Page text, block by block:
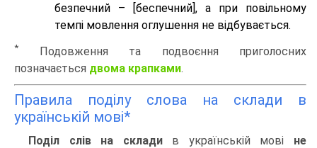
безпечний – [беспечний], а при повільному
темпі мовлення оглушення не відбувається.
*
Подовження та подвоєння приголосних
позначається двома крапками.
Правила поділу слова на склади в
українській мові*
Поділ слів на складив українській мові не